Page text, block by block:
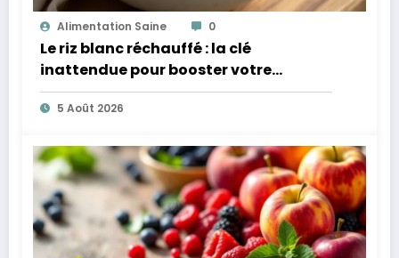
Alimentation Saine 0
Le riz blanc réchauffé : la clé
inattendue pour booster votre
microbiote
5 Août 2026